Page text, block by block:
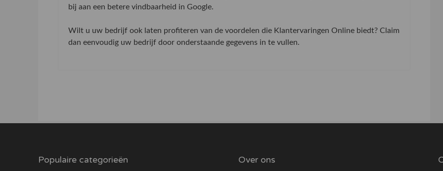
bij aan een betere vindbaarheid in Google.
Wilt u uw bedrijf ook laten profiteren van de voordelen die Klantervaringen Online biedt? Claim
dan eenvoudig uw bedrijf door onderstaande gegevens in te vullen.
Populaire categorieën Over ons